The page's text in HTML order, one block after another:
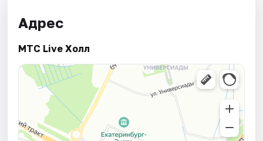
Адрес
MTC Live Холл